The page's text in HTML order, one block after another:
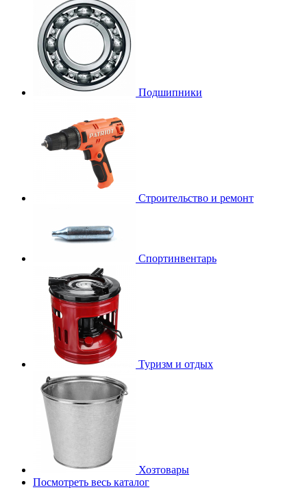
Подшипники
Строительство и ремонт
Спортинвентарь
Туризм и отдых
Хозтовары
Посмотреть весь каталог